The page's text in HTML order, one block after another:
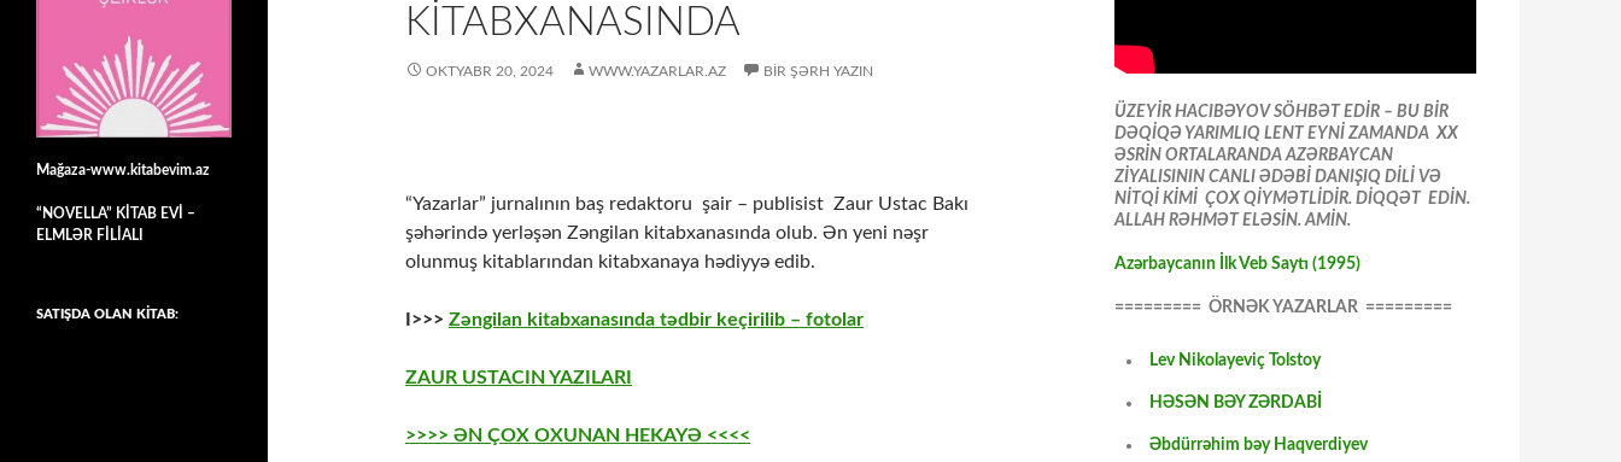
KITABXANASINDA
OKTYABR 20, 2024 WWW.YAZARLAR.AZ BIR ŞƏRH YAZIN
“Yazarlar” jurnalının baş redaktoru şair – publisist Zaur Ustac Bakı
şəhərində yerləşən Zəngilan kitabxanasında olub. Ən yeni nəşr
olunmuş kitablarından kitabxanaya hədiyyə edib.
I>>> Zəngilan kitabxanasında tədbir keçirilib – fotolar
ZAUR USTACIN YAZILARI
>>>> ƏN ÇOX OXUNAN HEKAYƏ <<<<
ÜZEYİR HACIBƏYOV SÖHBƏT EDİR – BU BİR
DƏQİQƏ YARIMLIQ LENT EYNİ ZAMANDA XX
ƏSRİN ORTALARANDA AZƏRBAYCAN
ZİYALISININ CANLI ƏDƏBİ DANIŞIQ DİLİ VƏ
NİTQİ KİMİ ÇOX QİYMƏTLİDİR. DİQQƏT EDİN.
ALLAH RƏHMƏT ELƏSİN. AMİN.
Azərbaycanın İlk Veb Saytı (1995)
========= ÖRNƏK YAZARLAR =========
Lev Nikolayeviç Tolstoy
HƏSƏN BƏY ZƏRDABİ
Əbdürrəhim bəy Haqverdiyev
Mağaza-www.kitabevim.az
“NOVELLA” KİTAB EVİ –
ELMLƏR FİLİALI
SATIŞDA OLAN KİTAB: